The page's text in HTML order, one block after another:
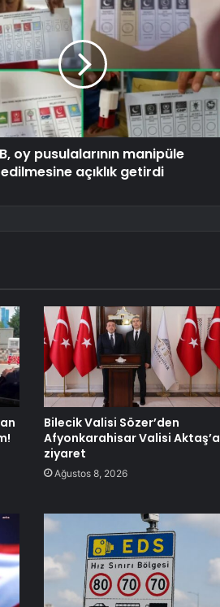
oy pusulalarının manipüle
edilmesine açıklık getirdi
Bilecik Valisi Sözer’den
Afyonkarahisar Valisi Aktaş’a
ziyaret
Ağustos 8, 2026